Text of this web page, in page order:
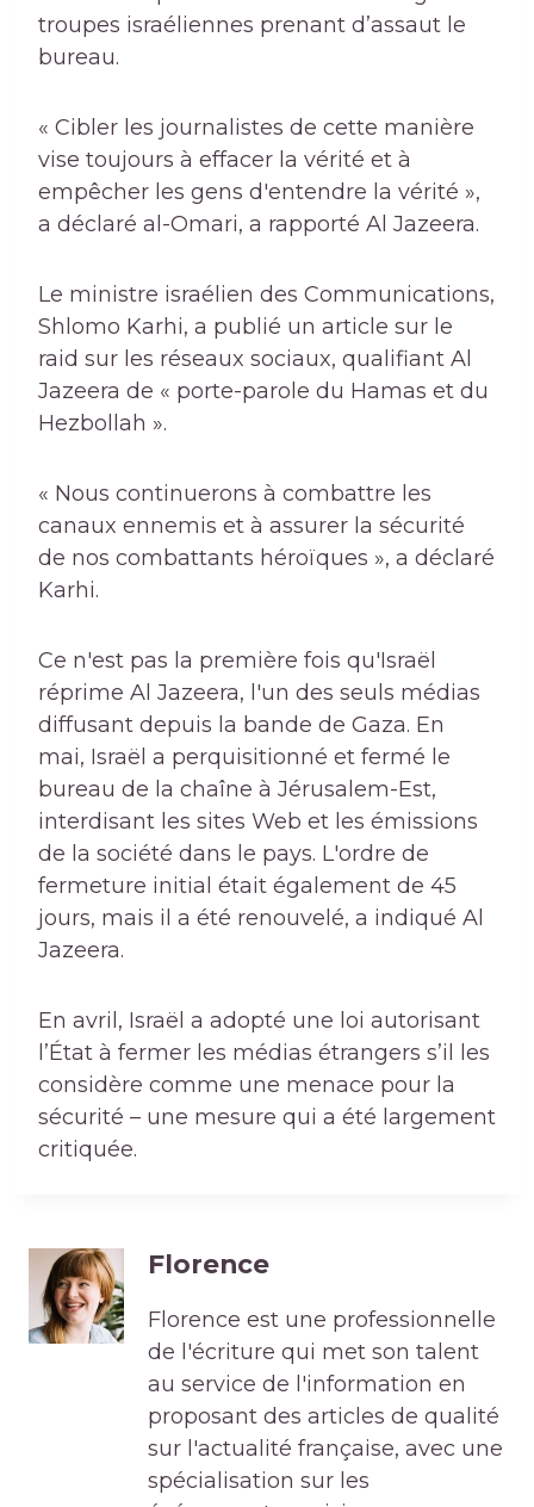
troupes israéliennes prenant d’assaut le
bureau.
« Cibler les journalistes de cette manière
vise toujours à effacer la vérité et à
empêcher les gens d'entendre la vérité »,
a déclaré al-Omari, a rapporté Al Jazeera.
Le ministre israélien des Communications,
Shlomo Karhi, a publié un article sur le
raid sur les réseaux sociaux, qualifiant Al
Jazeera de « porte-parole du Hamas et du
Hezbollah ».
« Nous continuerons à combattre les
canaux ennemis et à assurer la sécurité
de nos combattants héroïques », a déclaré
Karhi.
Ce n'est pas la première fois qu'Israël
réprime Al Jazeera, l'un des seuls médias
diffusant depuis la bande de Gaza. En
mai, Israël a perquisitionné et fermé le
bureau de la chaîne à Jérusalem-Est,
interdisant les sites Web et les émissions
de la société dans le pays. L'ordre de
fermeture initial était également de 45
jours, mais il a été renouvelé, a indiqué Al
Jazeera.
En avril, Israël a adopté une loi autorisant
l’État à fermer les médias étrangers s’il les
considère comme une menace pour la
sécurité – une mesure qui a été largement
critiquée.
Florence
Florence est une professionnelle
de l'écriture qui met son talent
au service de l'information en
proposant des articles de qualité
sur l'actualité française, avec une
spécialisation sur les